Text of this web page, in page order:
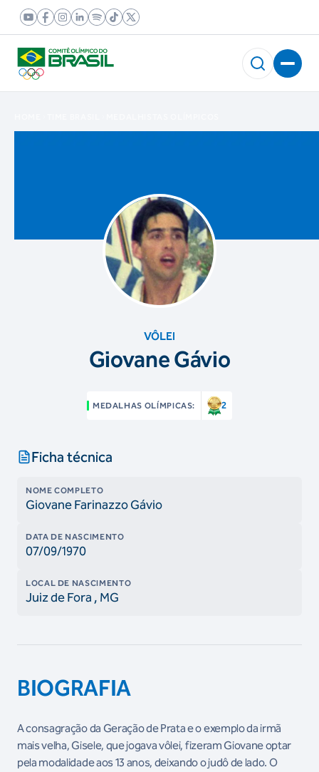
VÔLEI
Giovane Gávio
MEDALHAS OLÍMPICAS: 2
Ficha técnica
NOME COMPLETO
Giovane Farinazzo Gávio
DATA DE NASCIMENTO
07/09/1970
LOCAL DE NASCIMENTO
Juiz de Fora , MG
BIOGRAFIA
A consagração da Geração de Prata e o exemplo da irmã
mais velha, Gisele, que jogava vôlei, fizeram Giovane optar
pela modalidade aos 13 anos, deixando o judô de lado. O